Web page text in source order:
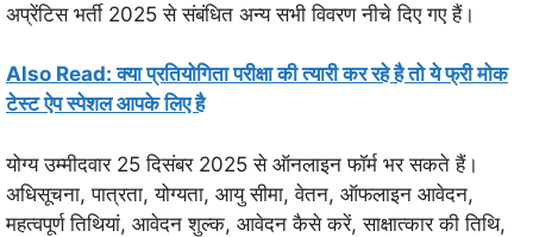
अप्रेंटिस भर्ती 2025 से संबंधित अन्य सभी विवरण नीचे दिए गए हैं।
Also Read: क्या प्रतियोगिता परीक्षा की त्यारी कर रहे है तो ये फ्री मोक
टेस्ट ऐप स्पेशल आपके लिए है
योग्य उम्मीदवार 25 दिसंबर 2025 से ऑनलाइन फॉर्म भर सकते हैं।
अधिसूचना, पात्रता, योग्यता, आयु सीमा, वेतन, ऑफलाइन आवेदन,
महत्वपूर्ण तिथियां, आवेदन शुल्क, आवेदन कैसे करें, साक्षात्कार की तिथि,